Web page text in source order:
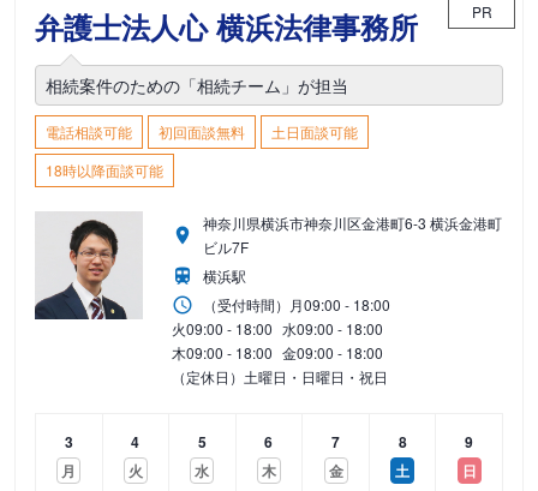
弁護士法人心 横浜法律事務所 PR
相続案件のための「相続チーム」が担当
電話相談可能 初回面談無料
土日面談可能
18時以降面談可能
神奈川県横浜市神奈川区金港町6-3 横浜金港町
ビル7F
横浜駅
（受付時間） 月09:00 - 18:00
火09:00 - 18:00 水09:00 - 18:00
木09:00 - 18:00 金09:00 - 18:00
（定休日）土曜日・日曜日・祝日
3
月
4
火
5
水
6
木
7
金
8
土
9
日